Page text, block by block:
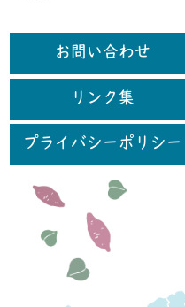
お問い合わせ
リンク集
プライバシーポリシー